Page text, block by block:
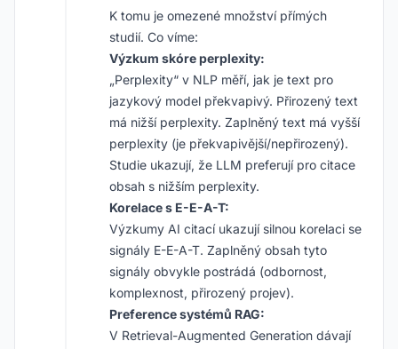
K tomu je omezené množství přímých
studií. Co víme:
Výzkum skóre perplexity:
„Perplexity“ v NLP měří, jak je text pro
jazykový model překvapivý. Přirozený text
má nižší perplexity. Zaplněný text má vyšší
perplexity (je překvapivější/nepřirozený).
Studie ukazují, že LLM preferují pro citace
obsah s nižším perplexity.
Korelace s E-E-A-T:
Výzkumy AI citací ukazují silnou korelaci se
signály E-E-A-T. Zaplněný obsah tyto
signály obvykle postrádá (odbornost,
komplexnost, přirozený projev).
Preference systémů RAG:
V Retrieval-Augmented Generation dávají